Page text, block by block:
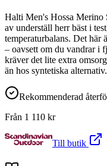
Halti Men's Hossa Merino
av underställ herr bäst i
temperaturbalans. Det här
– oavsett om du vandrar i
kräver det lite extra
än hos syntetiska alternativ.
Rekommenderad
Från 1 110 kr
Till butik